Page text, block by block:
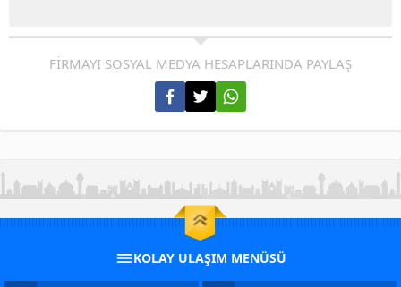
FİRMAYI SOSYAL MEDYA HESAPLARINDA PAYLAŞ
KOLAY ULAŞIM MENÜSÜ